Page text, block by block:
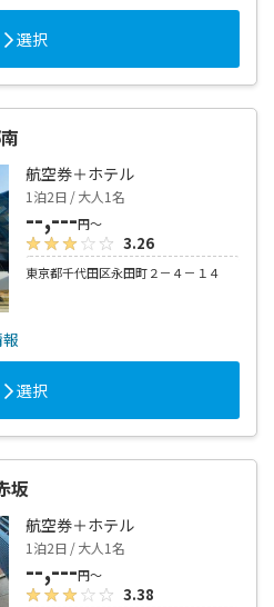
選択
航空券＋ホテル
1泊2日 / 大人1名
--,---円～
3.26
東京都千代田区永田町２－４－１４
選択
坂
航空券＋ホテル
1泊2日 / 大人1名
--,---円～
3.38